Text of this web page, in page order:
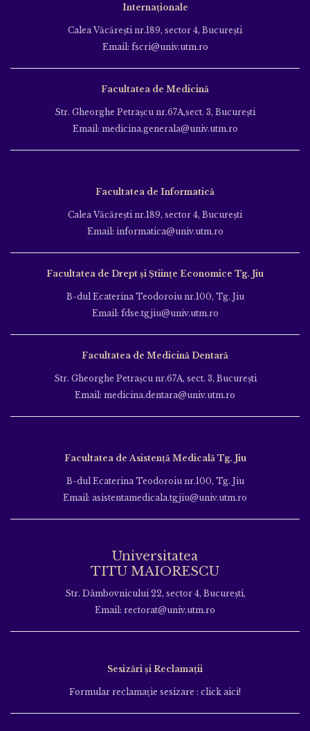
Internaționale
Calea Văcăreşti nr.189, sector 4, Bucureşti
Email: fscri@univ.utm.ro
Facultatea de Medicină
Str. Gheorghe Petraşcu nr.67A,sect. 3, Bucureşti
Email: medicina.generala@univ.utm.ro
Facultatea de Informatică
Calea Văcăreşti nr.189, sector 4, Bucureşti
Email: informatica@univ.utm.ro
Facultatea de Drept și Științe Economice Tg. Jiu
B-dul Ecaterina Teodoroiu nr.100, Tg. Jiu
Email: fdse.tgjiu@univ.utm.ro
Facultatea de Medicină Dentară
Str. Gheorghe Petraşcu nr.67A, sect. 3, Bucureşti
Email: medicina.dentara@univ.utm.ro
Facultatea de Asistență Medicală Tg. Jiu
B-dul Ecaterina Teodoroiu nr.100, Tg. Jiu
Email: asistentamedicala.tgjiu@univ.utm.ro
Universitatea
TITU MAIORESCU
Str. Dâmbovnicului 22, sector 4, București,
Email: rectorat@univ.utm.ro
Sesizări și Reclamații
Formular reclamație sesizare : click aici!